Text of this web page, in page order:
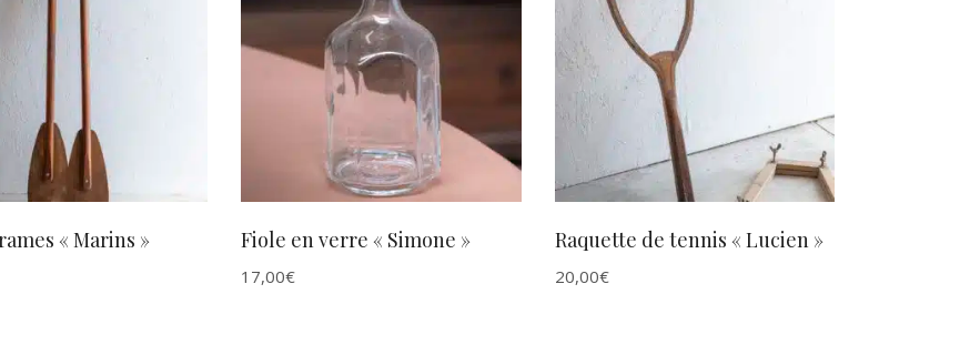
AU PANIER
« Marins »
AJOUTER AU PANIER
Fiole en verre « Simone »
17,00€
AJOUTER AU PANIER
Raquette de tennis « Lucien »
20,00€